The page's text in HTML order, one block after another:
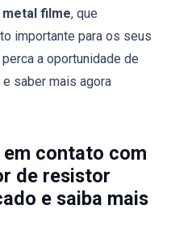
filme, que
importante para os seus
a oportunidade de
saber mais agora
contato com
de resistor
e saiba mais